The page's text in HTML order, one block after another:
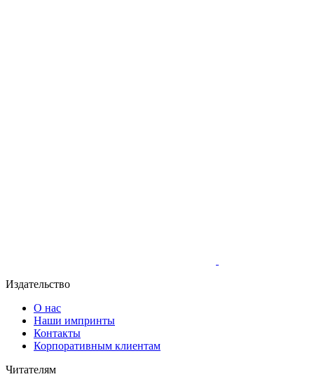
Издательство
О нас
Наши импринты
Контакты
Корпоративным клиентам
Читателям